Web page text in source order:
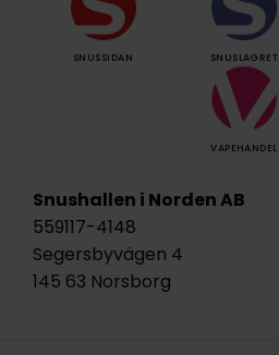
SNUSSIDAN SNUSLAGRET
VAPEHANDEL
Snushallen i Norden AB
559117-4148
Segersbyvägen 4
145 63 Norsborg